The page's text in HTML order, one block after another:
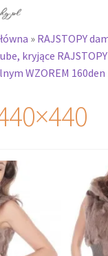
» RAJSTOPY
kryjące
WZOREM 160den